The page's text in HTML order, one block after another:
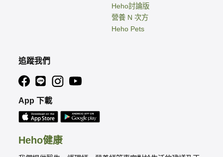
Heho健康
Heho討論版
營養 N 次方
Heho Pets
追蹤我們
App 下載